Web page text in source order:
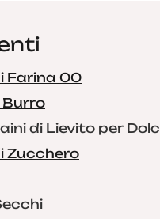
Farina 00
Burro
di Lievito per
Zucchero